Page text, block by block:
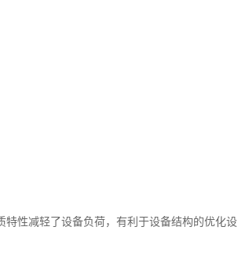
性减轻了设备负荷，有利于设备结构的优化设